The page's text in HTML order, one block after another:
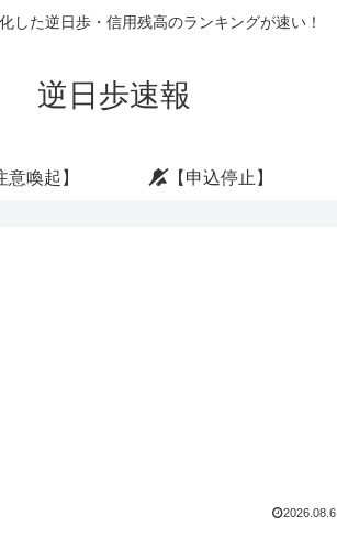
した逆日歩・信用残高のランキングが速い！
逆日歩速報
意喚起】 【申込停止】
2026.08.6